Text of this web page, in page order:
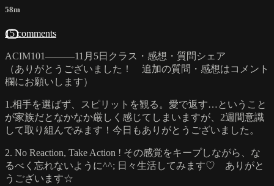
58m
15 comments
ACIM101―――11月5日クラス・感想・質問シェア
（ありがとうございました！ 追加の質問・感想はコメント
欄にお願いします）
1.相手を選ばず、スピリットを観る。愛で返す…ということ
が家族だとなかなか厳しく感じてしまいますが、2週間意識
して取り組んでみます！今日もありがとうございました。
2. No Reaction, Take Action ! その感覚をキープしながら、な
るべく忘れないように^^; 日々生活してみます♡ ありがと
うございます☆